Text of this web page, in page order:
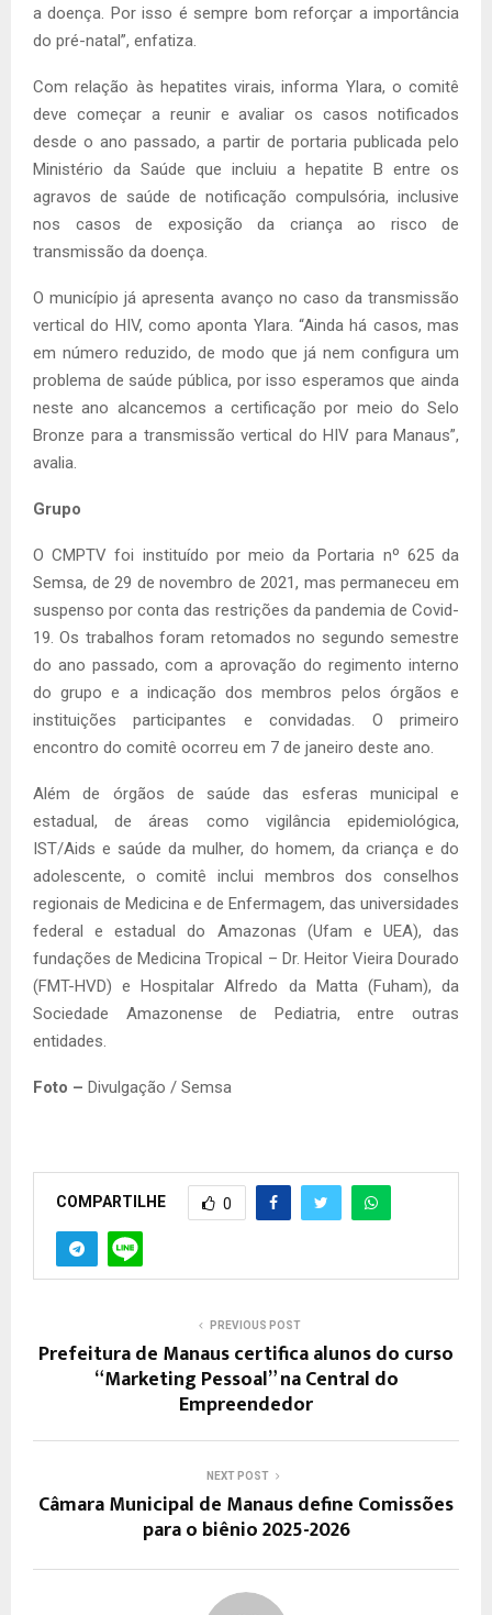
a doença. Por isso é sempre bom reforçar a importância
do pré-natal”, enfatiza.
Com relação às hepatites virais, informa Ylara, o comitê
deve começar a reunir e avaliar os casos notificados
desde o ano passado, a partir de portaria publicada pelo
Ministério da Saúde que incluiu a hepatite B entre os
agravos de saúde de notificação compulsória, inclusive
nos casos de exposição da criança ao risco de
transmissão da doença.
O município já apresenta avanço no caso da transmissão
vertical do HIV, como aponta Ylara. “Ainda há casos, mas
em número reduzido, de modo que já nem configura um
problema de saúde pública, por isso esperamos que ainda
neste ano alcancemos a certificação por meio do Selo
Bronze para a transmissão vertical do HIV para Manaus”,
avalia.
Grupo
O CMPTV foi instituído por meio da Portaria nº 625 da
Semsa, de 29 de novembro de 2021, mas permaneceu em
suspenso por conta das restrições da pandemia de Covid-
19. Os trabalhos foram retomados no segundo semestre
do ano passado, com a aprovação do regimento interno
do grupo e a indicação dos membros pelos órgãos e
instituições participantes e convidadas. O primeiro
encontro do comitê ocorreu em 7 de janeiro deste ano.
Além de órgãos de saúde das esferas municipal e
estadual, de áreas como vigilância epidemiológica,
IST/Aids e saúde da mulher, do homem, da criança e do
adolescente, o comitê inclui membros dos conselhos
regionais de Medicina e de Enfermagem, das universidades
federal e estadual do Amazonas (Ufam e UEA), das
fundações de Medicina Tropical – Dr. Heitor Vieira Dourado
(FMT-HVD) e Hospitalar Alfredo da Matta (Fuham), da
Sociedade Amazonense de Pediatria, entre outras
entidades.
Foto – Divulgação / Semsa
COMPARTILHE 0
PREVIOUS POST
Prefeitura de Manaus certifica alunos do curso
“Marketing Pessoal” na Central do
Empreendedor
NEXT POST
Câmara Municipal de Manaus define Comissões
para o biênio 2025-2026